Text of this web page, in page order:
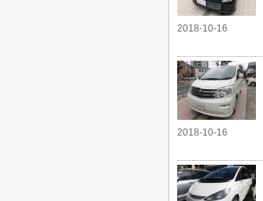
2018-10-16
2018-10-16